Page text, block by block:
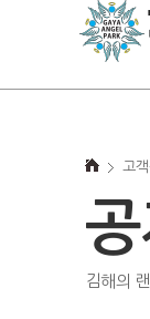
고객
김해의